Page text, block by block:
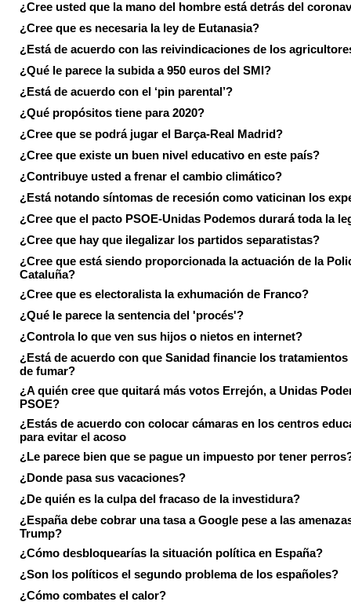
¿Cree usted que la mano del hombre está detrás del
¿Cree que es necesaria la ley de Eutanasia?
¿Está de acuerdo con las reivindicaciones de los
¿Qué le parece la subida a 950 euros del SMI?
¿Está de acuerdo con el ‘pin parental’?
¿Qué propósitos tiene para 2020?
¿Cree que se podrá jugar el Barça-Real Madrid?
¿Cree que existe un buen nivel educativo en este país?
¿Contribuye usted a frenar el cambio climático?
¿Está notando síntomas de recesión como vaticinan los
¿Cree que el pacto PSOE-Unidas Podemos durará toda la
¿Cree que hay que ilegalizar los partidos separatistas?
¿Cree que está siendo proporcionada la actuación de la
Cataluña?
¿Cree que es electoralista la exhumación de Franco?
¿Qué le parece la sentencia del 'procés'?
¿Controla lo que ven sus hijos o nietos en internet?
¿Está de acuerdo con que Sanidad financie los tratamientos
de fumar?
¿A quién cree que quitará más votos Errejón, a Unidas
PSOE?
¿Estás de acuerdo con colocar cámaras en los centros
para evitar el acoso
¿Le parece bien que se pague un impuesto por tener
¿Donde pasa sus vacaciones?
¿De quién es la culpa del fracaso de la investidura?
¿España debe cobrar una tasa a Google pese a las
Trump?
¿Cómo desbloquearías la situación política en España?
¿Son los políticos el segundo problema de los españoles?
¿Cómo combates el calor?